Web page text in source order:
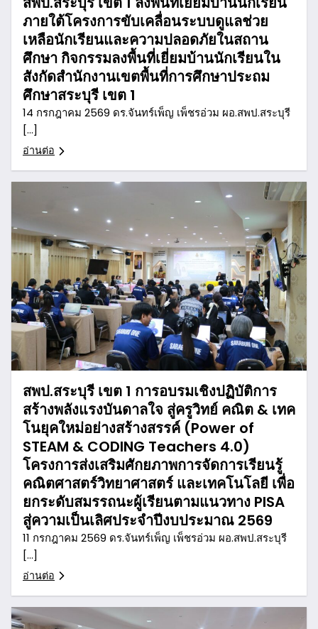
ภายใต้โครงการขับเคลื่อนระบบดูแลช่วย
เหลือนักเรียนและความปลอดภัยในสถาน
ศึกษา กิจกรรมลงพื้นที่เยี่ยมบ้านนักเรียนใน
สังกัดสำนักงานเขตพื้นที่การศึกษาประถม
ศึกษาสระบุรี เขต 1
14 กรกฎาคม 2569 ดร.จันทร์เพ็ญ เพ็ชรอ่วม ผอ.สพป.สระบุรี
[…]
อ่านต่อ
สพป.สระบุรี เขต 1 การอบรมเชิงปฏิบัติการ
สร้างพลังแรงบันดาลใจ สู่ครูวิทย์ คณิต & เทค
โนยุคใหม่อย่างสร้างสรรค์ (Power of
STEAM & CODING Teachers 4.0)
โครงการส่งเสริมศักยภาพการจัดการเรียนรู้
คณิตศาสตร์วิทยาศาสตร์ และเทคโนโลยี เพื่อ
ยกระดับสมรรถนะผู้เรียนตามแนวทาง PISA
สู่ความเป็นเลิศประจำปีงบประมาณ 2569
11 กรกฎาคม 2569 ดร.จันทร์เพ็ญ เพ็ชรอ่วม ผอ.สพป.สระบุรี
[…]
อ่านต่อ